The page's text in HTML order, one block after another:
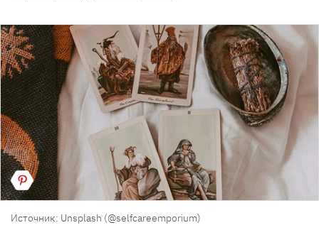
Источник: Unsplash (@selfcareemporium)